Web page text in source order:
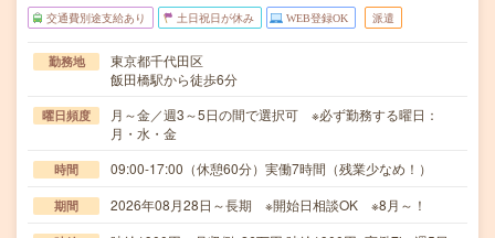
交通費別途支給あり 土日祝日が休み WEB登録OK 派遣
勤務地
東京都千代田区
飯田橋駅から徒歩6分
曜日頻度
月～金／週3～5日の間で選択可 ※必ず勤務する曜日：
月・水・金
時間 09:00-17:00（休憩60分）実働7時間（残業少なめ！）
期間 2026年08月28日～長期 ※開始日相談OK ※8月～！